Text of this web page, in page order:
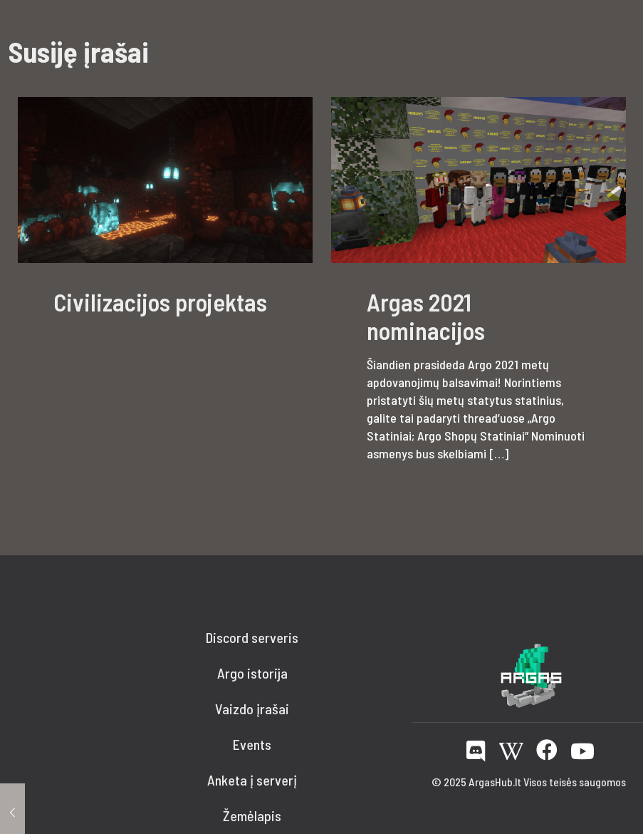
Susiję įrašai
Civilizacijos projektas
Argas 2021
nominacijos
Šiandien prasideda Argo 2021 metų
apdovanojimų balsavimai! Norintiems
pristatyti šių metų statytus statinius,
galite tai padaryti thread’uose „Argo
Statiniai; Argo Shopų Statiniai” Nominuoti
asmenys bus skelbiami […]
Discord serveris
Argo istorija
Vaizdo įrašai
Events
Anketa į serverį
Žemėlapis
© 2025 ArgasHub.lt Visos teisės saugomos